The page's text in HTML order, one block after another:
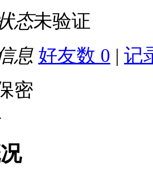
态未验证
息 好友数 0 | 记
密